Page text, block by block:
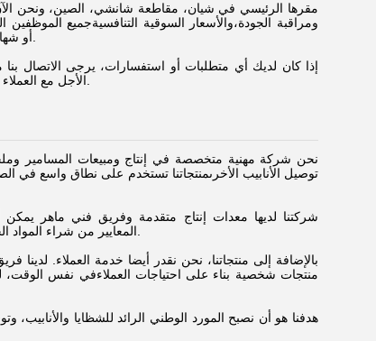
مقرها الرئيسي في شيان، مقاطعة شانشي، الصين، ونحن
ومراقبة الجودة،والأسعار السوقية التنافسيةجميع
إذا كان لديك أي متطلبات أو استفسارات، يرجى الاتصال
نحن شركة مهنية متخصصة في إنتاج ومبيعات المسامير
توصيل الأنابيب الأخرىمنتجاتنا تستخدم على نطاق واسع في
شركتنا لديها معدات إنتاج متقدمة وفريق فني ماهر يمكن
بالإضافة إلى منتجاتنا، نحن نقدر أيضا خدمة العملاء. لدينا
منتجات شخصية بناء على احتياجات العملاءفي نفس الوقت،
هدفنا هو أن نصبح المورد الوطني الرائد للشظايا والأنابيب،